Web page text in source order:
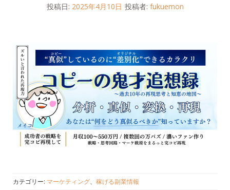
投稿日: 2025年4月10日 投稿者: fukuemon
カテゴリー: マーケティング、 稼げる副業情報